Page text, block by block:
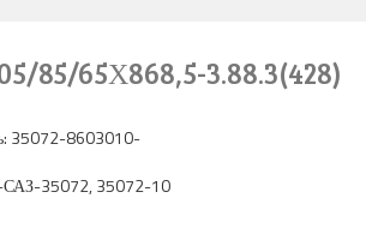
85/65Х868,5-3.88.3(428)
35072-8603010-
САЗ-35072, 35072-10